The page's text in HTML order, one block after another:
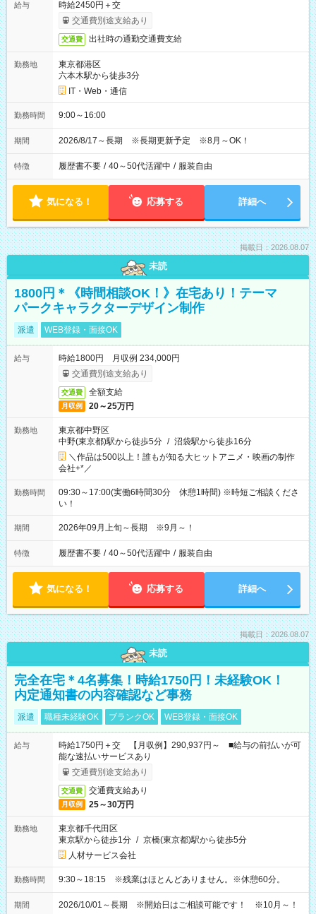
給与
時給2450円＋交
交通費別途支給あり
交通費 出社時の通勤交通費支給
勤務地
東京都港区
六本木駅から徒歩3分
IT・Web・通信
勤務時間 9:00～16:00
期間 2026/8/17～長期 ※長期更新予定 ※8月～OK！
特徴 履歴書不要 / 40～50代活躍中 / 服装自由
気になる！ 応募する 詳細へ
掲載日：2026.08.07
未読
1800円＊《時間相談OK！》在宅あり！テーマ
パークキャラクターデザイン制作
派遣 WEB登録・面接OK
給与
時給1800円 月収例 234,000円
交通費別途支給あり
交通費 全額支給
月収例 20～25万円
勤務地
東京都中野区
中野(東京都)駅から徒歩5分 / 沼袋駅から徒歩16分
＼作品は500以上！誰もが知る大ヒットアニメ・映画の制作
会社+*／
勤務時間
09:30～17:00(実働6時間30分 休憩1時間) ※時短ご相談くださ
い！
期間 2026年09月上旬～長期 ※9月～！
特徴 履歴書不要 / 40～50代活躍中 / 服装自由
気になる！ 応募する 詳細へ
掲載日：2026.08.07
未読
完全在宅＊4名募集！時給1750円！未経験OK！
内定通知書の内容確認など事務
派遣 職種未経験OK ブランクOK WEB登録・面接OK
給与
時給1750円＋交 【月収例】290,937円～ ■給与の前払いが可
能な速払いサービスあり
交通費別途支給あり
交通費 交通費支給あり
月収例 25～30万円
勤務地
東京都千代田区
東京駅から徒歩1分 / 京橋(東京都)駅から徒歩5分
人材サービス会社
勤務時間 9:30～18:15 ※残業はほとんどありません。※休憩60分。
期間 2026/10/01～長期 ※開始日はご相談可能です！ ※10月～！